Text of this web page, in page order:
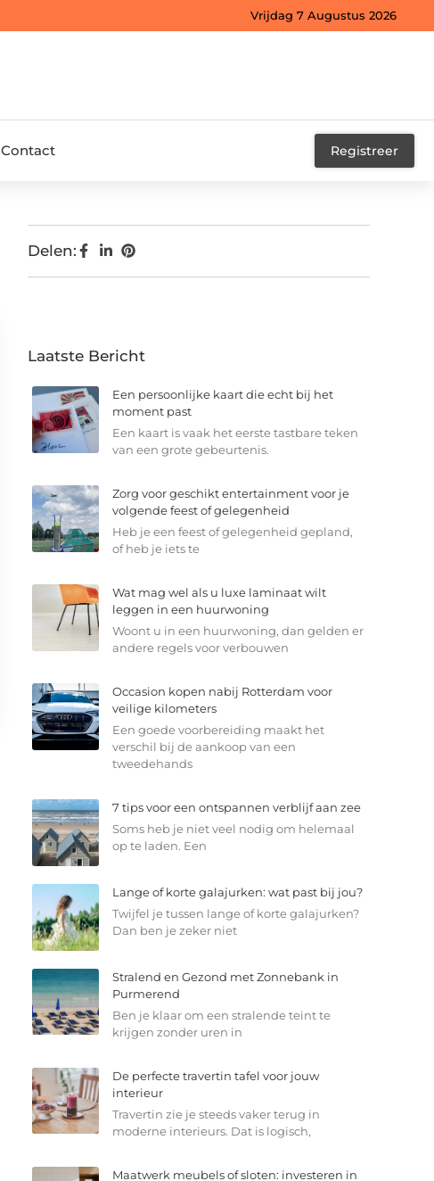
Vrijdag 7 Augustus 2026
Contact Registreer
Delen:
Laatste Bericht
Een persoonlijke kaart die echt bij het
moment past
Een kaart is vaak het eerste tastbare teken
van een grote gebeurtenis.
Zorg voor geschikt entertainment voor je
volgende feest of gelegenheid
Heb je een feest of gelegenheid gepland,
of heb je iets te
Wat mag wel als u luxe laminaat wilt
leggen in een huurwoning
Woont u in een huurwoning, dan gelden er
andere regels voor verbouwen
Occasion kopen nabij Rotterdam voor
veilige kilometers
Een goede voorbereiding maakt het
verschil bij de aankoop van een
tweedehands
7 tips voor een ontspannen verblijf aan zee
Soms heb je niet veel nodig om helemaal
op te laden. Een
Lange of korte galajurken: wat past bij jou?
Twijfel je tussen lange of korte galajurken?
Dan ben je zeker niet
Stralend en Gezond met Zonnebank in
Purmerend
Ben je klaar om een stralende teint te
krijgen zonder uren in
De perfecte travertin tafel voor jouw
interieur
Travertin zie je steeds vaker terug in
moderne interieurs. Dat is logisch,
Maatwerk meubels of sloten: investeren in